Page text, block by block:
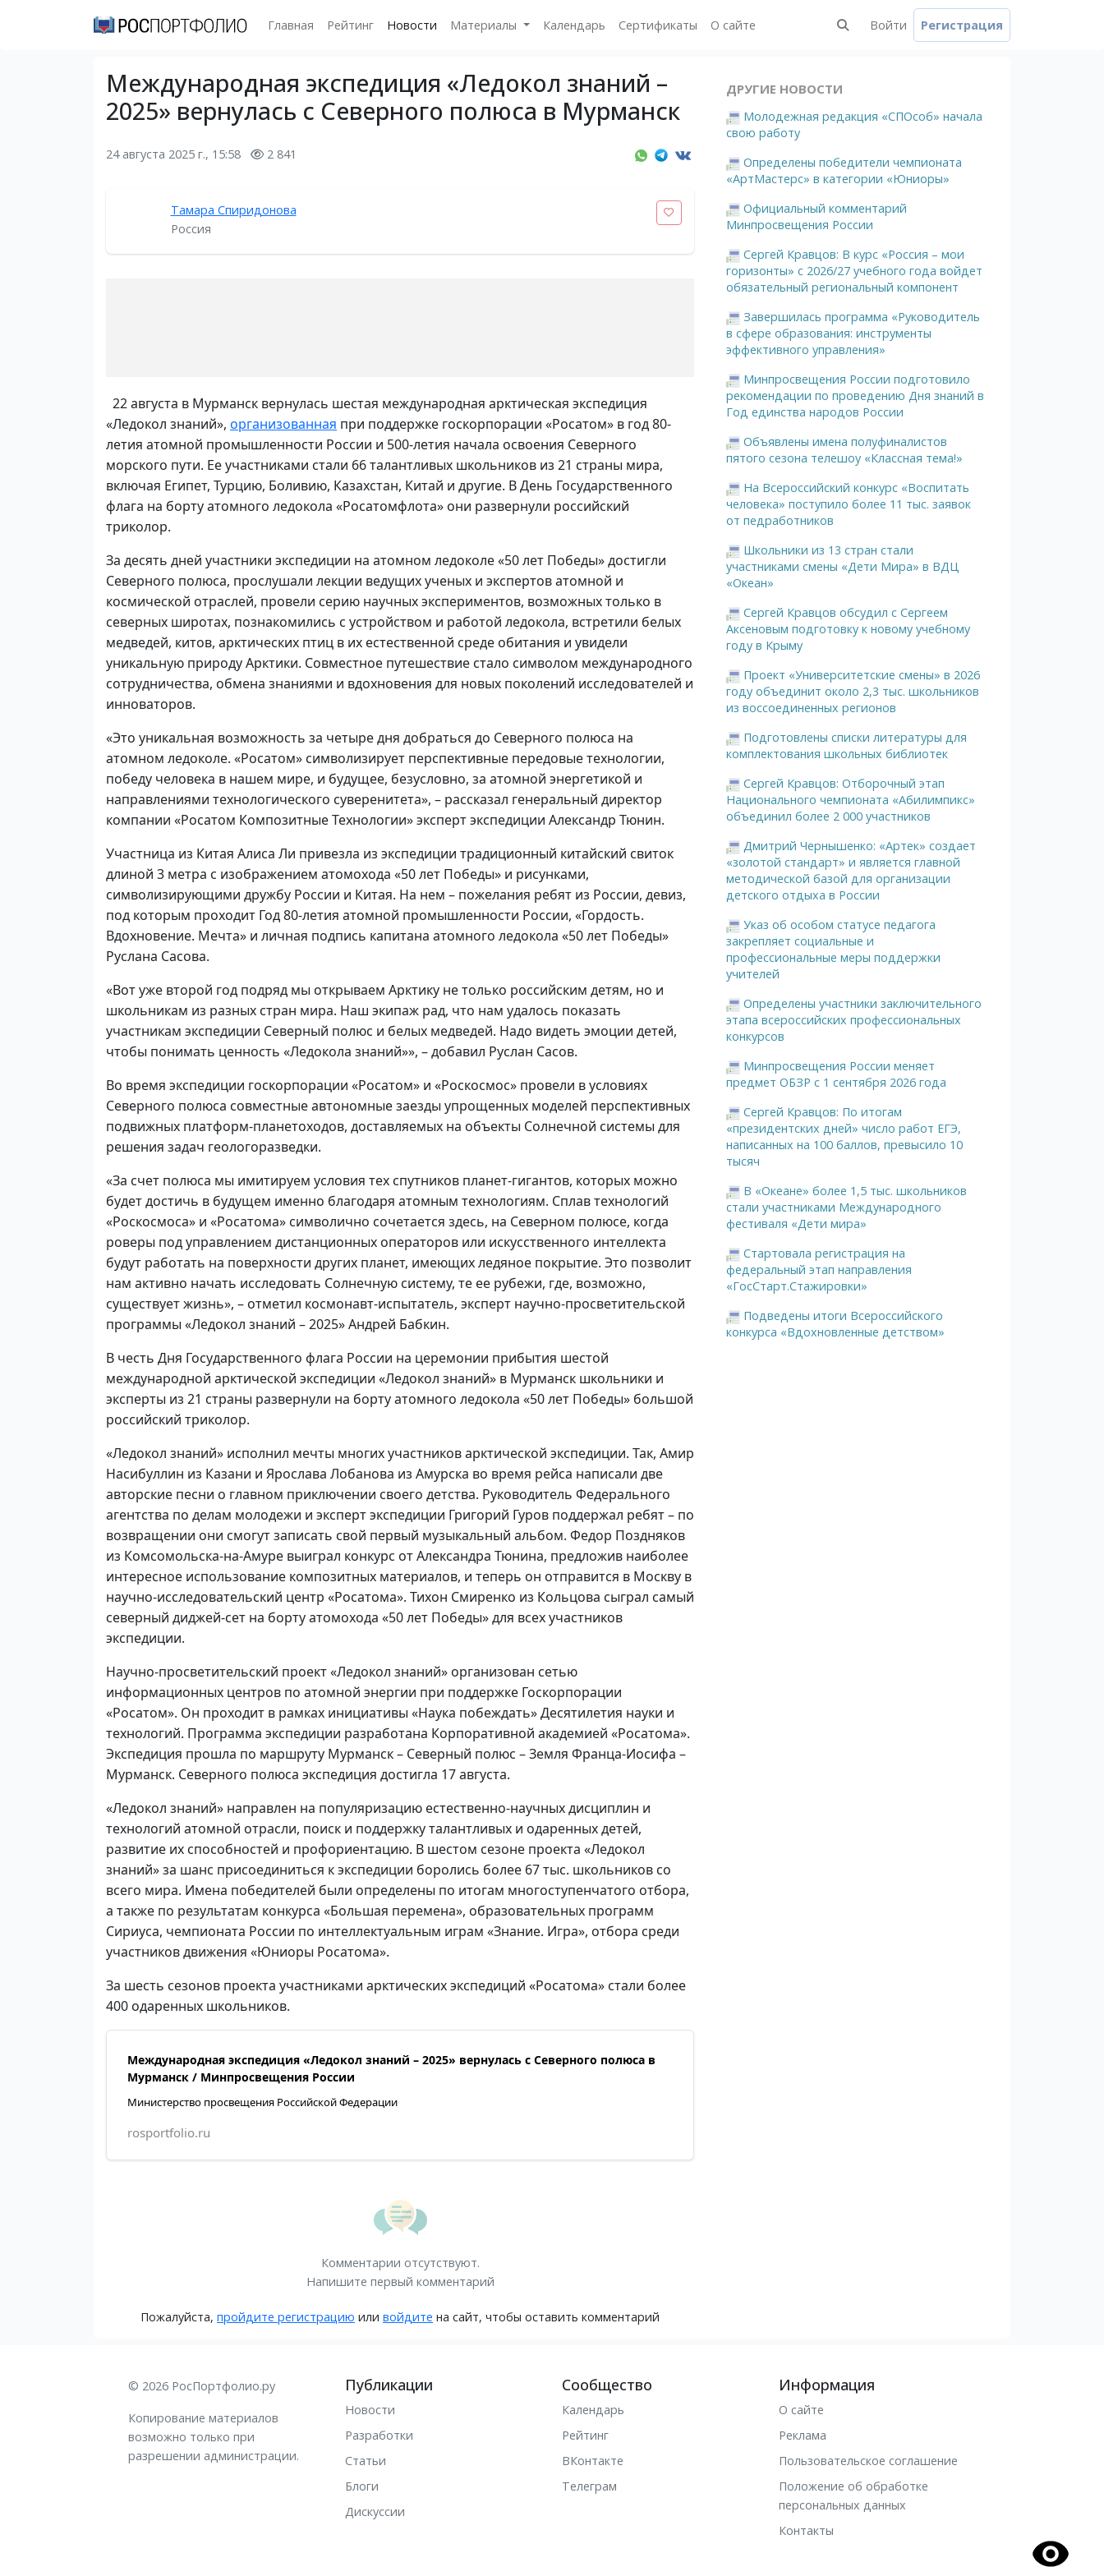
Главная Рейтинг Новости Материалы Календарь Сертификаты О сайте Войти Регистрация
Международная экспедиция «Ледокол знаний –
2025» вернулась с Северного полюса в Мурманск
24 августа 2025 г., 15:58 2 841
Тамара Спиридонова
Россия
22 августа в Мурманск вернулась шестая международная арктическая экспедиция
«Ледокол знаний», организованная при поддержке госкорпорации «Росатом» в год 80-
летия атомной промышленности России и 500-летия начала освоения Северного
морского пути. Ее участниками стали 66 талантливых школьников из 21 страны мира,
включая Египет, Турцию, Боливию, Казахстан, Китай и другие. В День Государственного
флага на борту атомного ледокола «Росатомфлота» они развернули российский
триколор.
За десять дней участники экспедиции на атомном ледоколе «50 лет Победы» достигли
Северного полюса, прослушали лекции ведущих ученых и экспертов атомной и
космической отраслей, провели серию научных экспериментов, возможных только в
северных широтах, познакомились с устройством и работой ледокола, встретили белых
медведей, китов, арктических птиц в их естественной среде обитания и увидели
уникальную природу Арктики. Совместное путешествие стало символом международного
сотрудничества, обмена знаниями и вдохновения для новых поколений исследователей и
инноваторов.
«Это уникальная возможность за четыре дня добраться до Северного полюса на
атомном ледоколе. «Росатом» символизирует перспективные передовые технологии,
победу человека в нашем мире, и будущее, безусловно, за атомной энергетикой и
направлениями технологического суверенитета», – рассказал генеральный директор
компании «Росатом Композитные Технологии» эксперт экспедиции Александр Тюнин.
Участница из Китая Алиса Ли привезла из экспедиции традиционный китайский свиток
длиной 3 метра с изображением атомохода «50 лет Победы» и рисунками,
символизирующими дружбу России и Китая. На нем – пожелания ребят из России, девиз,
под которым проходит Год 80-летия атомной промышленности России, «Гордость.
Вдохновение. Мечта» и личная подпись капитана атомного ледокола «50 лет Победы»
Руслана Сасова.
«Вот уже второй год подряд мы открываем Арктику не только российским детям, но и
школьникам из разных стран мира. Наш экипаж рад, что нам удалось показать
участникам экспедиции Северный полюс и белых медведей. Надо видеть эмоции детей,
чтобы понимать ценность «Ледокола знаний»», – добавил Руслан Сасов.
Во время экспедиции госкорпорации «Росатом» и «Роскосмос» провели в условиях
Северного полюса совместные автономные заезды упрощенных моделей перспективных
подвижных платформ-планетоходов, доставляемых на объекты Солнечной системы для
решения задач геологоразведки.
«За счет полюса мы имитируем условия тех спутников планет-гигантов, которых можно
будет достичь в будущем именно благодаря атомным технологиям. Сплав технологий
«Роскосмоса» и «Росатома» символично сочетается здесь, на Северном полюсе, когда
роверы под управлением дистанционных операторов или искусственного интеллекта
будут работать на поверхности других планет, имеющих ледяное покрытие. Это позволит
нам активно начать исследовать Солнечную систему, те ее рубежи, где, возможно,
существует жизнь», – отметил космонавт-испытатель, эксперт научно-просветительской
программы «Ледокол знаний – 2025» Андрей Бабкин.
В честь Дня Государственного флага России на церемонии прибытия шестой
международной арктической экспедиции «Ледокол знаний» в Мурманск школьники и
эксперты из 21 страны развернули на борту атомного ледокола «50 лет Победы» большой
российский триколор.
«Ледокол знаний» исполнил мечты многих участников арктической экспедиции. Так, Амир
Насибуллин из Казани и Ярослава Лобанова из Амурска во время рейса написали две
авторские песни о главном приключении своего детства. Руководитель Федерального
агентства по делам молодежи и эксперт экспедиции Григорий Гуров поддержал ребят – по
возвращении они смогут записать свой первый музыкальный альбом. Федор Поздняков
из Комсомольска-на-Амуре выиграл конкурс от Александра Тюнина, предложив наиболее
интересное использование композитных материалов, и теперь он отправится в Москву в
научно-исследовательский центр «Росатома». Тихон Смиренко из Кольцова сыграл самый
северный диджей-сет на борту атомохода «50 лет Победы» для всех участников
экспедиции.
Научно-просветительский проект «Ледокол знаний» организован сетью
информационных центров по атомной энергии при поддержке Госкорпорации
«Росатом». Он проходит в рамках инициативы «Наука побеждать» Десятилетия науки и
технологий. Программа экспедиции разработана Корпоративной академией «Росатома».
Экспедиция прошла по маршруту Мурманск – Северный полюс – Земля Франца-Иосифа –
Мурманск. Северного полюса экспедиция достигла 17 августа.
«Ледокол знаний» направлен на популяризацию естественно-научных дисциплин и
технологий атомной отрасли, поиск и поддержку талантливых и одаренных детей,
развитие их способностей и профориентацию. В шестом сезоне проекта «Ледокол
знаний» за шанс присоединиться к экспедиции боролись более 67 тыс. школьников со
всего мира. Имена победителей были определены по итогам многоступенчатого отбора,
а также по результатам конкурса «Большая перемена», образовательных программ
Сириуса, чемпионата России по интеллектуальным играм «Знание. Игра», отбора среди
участников движения «Юниоры Росатома».
За шесть сезонов проекта участниками арктических экспедиций «Росатома» стали более
400 одаренных школьников.
Международная экспедиция «Ледокол знаний – 2025» вернулась с Северного полюса в
Мурманск / Минпросвещения России
Министерство просвещения Российской Федерации
rosportfolio.ru
Комментарии отсутствуют.
Напишите первый комментарий
Пожалуйста, пройдите регистрацию или войдите на сайт, чтобы оставить комментарий
ДРУГИЕ НОВОСТИ
Молодежная редакция «СПОсоб» начала
свою работу
Определены победители чемпионата
«АртМастерс» в категории «Юниоры»
Официальный комментарий
Минпросвещения России
Сергей Кравцов: В курс «Россия – мои
горизонты» с 2026/27 учебного года войдет
обязательный региональный компонент
Завершилась программа «Руководитель
в сфере образования: инструменты
эффективного управления»
Минпросвещения России подготовило
рекомендации по проведению Дня знаний в
Год единства народов России
Объявлены имена полуфиналистов
пятого сезона телешоу «Классная тема!»
На Всероссийский конкурс «Воспитать
человека» поступило более 11 тыс. заявок
от педработников
Школьники из 13 стран стали
участниками смены «Дети Мира» в ВДЦ
«Океан»
Сергей Кравцов обсудил с Сергеем
Аксеновым подготовку к новому учебному
году в Крыму
Проект «Университетские смены» в 2026
году объединит около 2,3 тыс. школьников
из воссоединенных регионов
Подготовлены списки литературы для
комплектования школьных библиотек
Сергей Кравцов: Отборочный этап
Национального чемпионата «Абилимпикс»
объединил более 2 000 участников
Дмитрий Чернышенко: «Артек» создает
«золотой стандарт» и является главной
методической базой для организации
детского отдыха в России
Указ об особом статусе педагога
закрепляет социальные и
профессиональные меры поддержки
учителей
Определены участники заключительного
этапа всероссийских профессиональных
конкурсов
Минпросвещения России меняет
предмет ОБЗР с 1 сентября 2026 года
Сергей Кравцов: По итогам
«президентских дней» число работ ЕГЭ,
написанных на 100 баллов, превысило 10
тысяч
В «Океане» более 1,5 тыс. школьников
стали участниками Международного
фестиваля «Дети мира»
Стартовала регистрация на
федеральный этап направления
«ГосСтарт.Стажировки»
Подведены итоги Всероссийского
конкурса «Вдохновленные детством»
© 2026 РосПортфолио.ру
Копирование материалов
возможно только при
разрешении администрации.
Публикации
Новости
Разработки
Статьи
Блоги
Дискуссии
Сообщество
Календарь
Рейтинг
ВКонтакте
Телеграм
Информация
О сайте
Реклама
Пользовательское соглашение
Положение об обработке
персональных данных
Контакты